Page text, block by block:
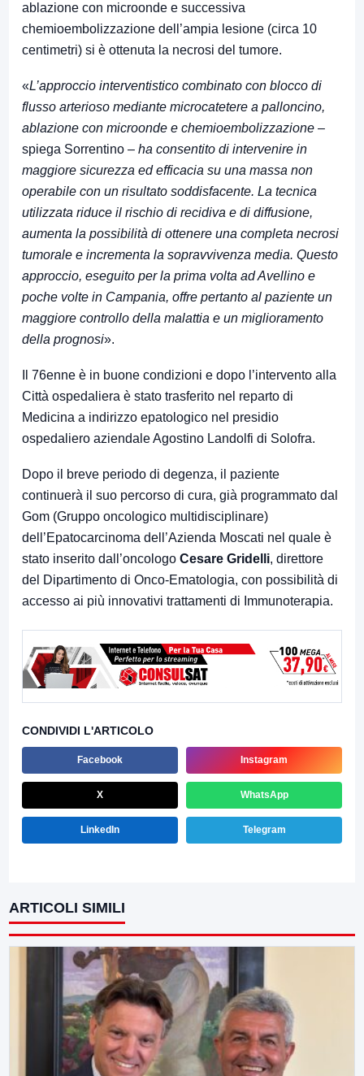
ablazione con microonde e successiva
chemioembolizzazione dell’ampia lesione (circa 10
centimetri) si è ottenuta la necrosi del tumore.
«L’approccio interventistico combinato con blocco di
flusso arterioso mediante microcatetere a palloncino,
ablazione con microonde e chemioembolizzazione –
spiega Sorrentino – ha consentito di intervenire in
maggiore sicurezza ed efficacia su una massa non
operabile con un risultato soddisfacente. La tecnica
utilizzata riduce il rischio di recidiva e di diffusione,
aumenta la possibilità di ottenere una completa necrosi
tumorale e incrementa la sopravvivenza media. Questo
approccio, eseguito per la prima volta ad Avellino e
poche volte in Campania, offre pertanto al paziente un
maggiore controllo della malattia e un miglioramento
della prognosi».
Il 76enne è in buone condizioni e dopo l’intervento alla
Città ospedaliera è stato trasferito nel reparto di
Medicina a indirizzo epatologico nel presidio
ospedaliero aziendale Agostino Landolfi di Solofra.
Dopo il breve periodo di degenza, il paziente
continuerà il suo percorso di cura, già programmato dal
Gom (Gruppo oncologico multidisciplinare)
dell’Epatocarcinoma dell’Azienda Moscati nel quale è
stato inserito dall’oncologo Cesare Gridelli, direttore
del Dipartimento di Onco-Ematologia, con possibilità di
accesso ai più innovativi trattamenti di Immunoterapia.
CONDIVIDI L'ARTICOLO
Facebook Instagram
X WhatsApp
LinkedIn Telegram
ARTICOLI SIMILI